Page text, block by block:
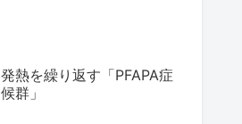
発熱を繰り返す「PFAPA症
候群」